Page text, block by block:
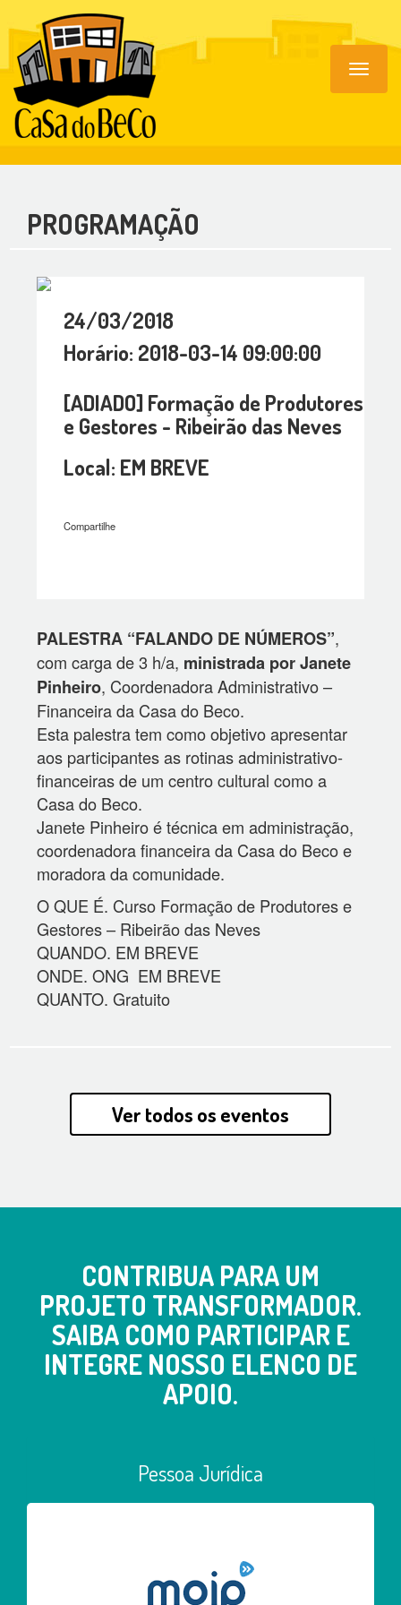
Toggle
PROGRAMAÇÃO
24/03/2018
Horário: 2018-03-14 09:00:00
[ADIADO] Formação de Produtores
e Gestores - Ribeirão das Neves
Local: EM BREVE
Compartilhe
PALESTRA “FALANDO DE NÚMEROS”,
com carga de 3 h/a, ministrada por Janete
Pinheiro, Coordenadora Administrativo –
Financeira da Casa do Beco.
Esta palestra tem como objetivo apresentar
aos participantes as rotinas administrativo-
financeiras de um centro cultural como a
Casa do Beco.
Janete Pinheiro é técnica em administração,
coordenadora financeira da Casa do Beco e
moradora da comunidade.
O QUE É. Curso Formação de Produtores e
Gestores – Ribeirão das Neves
QUANDO. EM BREVE
ONDE. ONG EM BREVE
QUANTO. Gratuito
Ver todos os eventos
CONTRIBUA PARA UM
PROJETO TRANSFORMADOR.
SAIBA COMO PARTICIPAR E
INTEGRE NOSSO ELENCO DE
APOIO.
Pessoa Jurídica